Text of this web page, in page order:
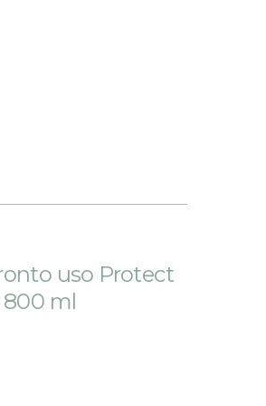
uso Protect
800 ml